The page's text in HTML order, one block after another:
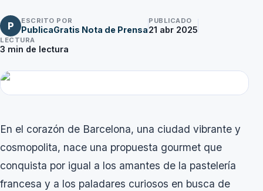
P ESCRITO POR
PublicaGratis Nota de Prensa
PUBLICADO
21 abr 2025
LECTURA
3 min de lectura
En el corazón de Barcelona, una ciudad vibrante y
cosmopolita, nace una propuesta gourmet que
conquista por igual a los amantes de la pastelería
francesa y a los paladares curiosos en busca de